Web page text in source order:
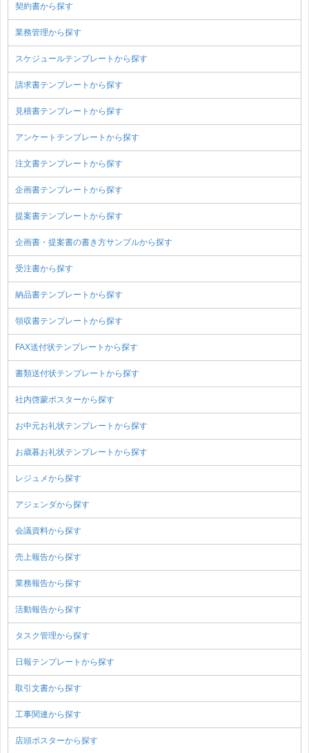
契約書から探す
業務管理から探す
スケジュールテンプレートから探す
請求書テンプレートから探す
見積書テンプレートから探す
アンケートテンプレートから探す
注文書テンプレートから探す
企画書テンプレートから探す
提案書テンプレートから探す
企画書・提案書の書き方サンプルから探す
受注書から探す
納品書テンプレートから探す
領収書テンプレートから探す
FAX送付状テンプレートから探す
書類送付状テンプレートから探す
社内啓蒙ポスターから探す
お中元お礼状テンプレートから探す
お歳暮お礼状テンプレートから探す
レジュメから探す
アジェンダから探す
会議資料から探す
売上報告から探す
業務報告から探す
活動報告から探す
タスク管理から探す
日報テンプレートから探す
取引文書から探す
工事関連から探す
店頭ポスターから探す